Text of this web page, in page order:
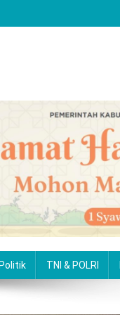
Politik TNI & POLRI